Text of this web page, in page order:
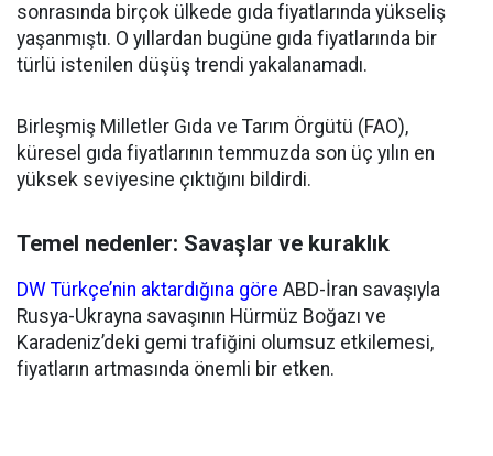
sonrasında birçok ülkede gıda fiyatlarında yükseliş
yaşanmıştı. O yıllardan bugüne gıda fiyatlarında bir
türlü istenilen düşüş trendi yakalanamadı.
Birleşmiş Milletler Gıda ve Tarım Örgütü (FAO),
küresel gıda fiyatlarının temmuzda son üç yılın en
yüksek seviyesine çıktığını bildirdi.
Temel nedenler: Savaşlar ve kuraklık
DW Türkçe’nin aktardığına göre ABD-İran savaşıyla
Rusya-Ukrayna savaşının Hürmüz Boğazı ve
Karadeniz’deki gemi trafiğini olumsuz etkilemesi,
fiyatların artmasında önemli bir etken.